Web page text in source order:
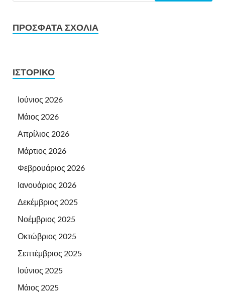
ΠΡΌΣΦΑΤΑ ΣΧΌΛΙΑ
ΙΣΤΟΡΙΚΌ
Ιούνιος 2026
Μάιος 2026
Απρίλιος 2026
Μάρτιος 2026
Φεβρουάριος 2026
Ιανουάριος 2026
Δεκέμβριος 2025
Νοέμβριος 2025
Οκτώβριος 2025
Σεπτέμβριος 2025
Ιούνιος 2025
Μάιος 2025